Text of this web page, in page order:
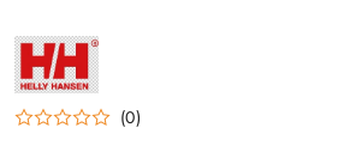
NAZWA
PRODUCENTA:
HELLY
HANSEN
(0)